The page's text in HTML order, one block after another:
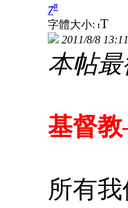
7#
字體大小: tT
2011/8/8 13:11
本帖最
基督
所有